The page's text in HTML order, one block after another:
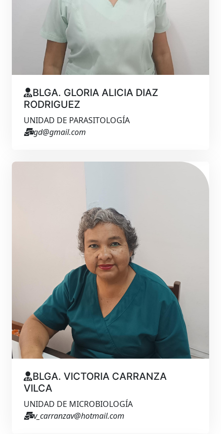
BLGA. GLORIA ALICIA DIAZ
RODRIGUEZ
UNIDAD DE PARASITOLOGÍA
gd@gmail.com
BLGA. VICTORIA CARRANZA
VILCA
UNIDAD DE MICROBIOLOGÍA
v_carranzav@hotmail.com